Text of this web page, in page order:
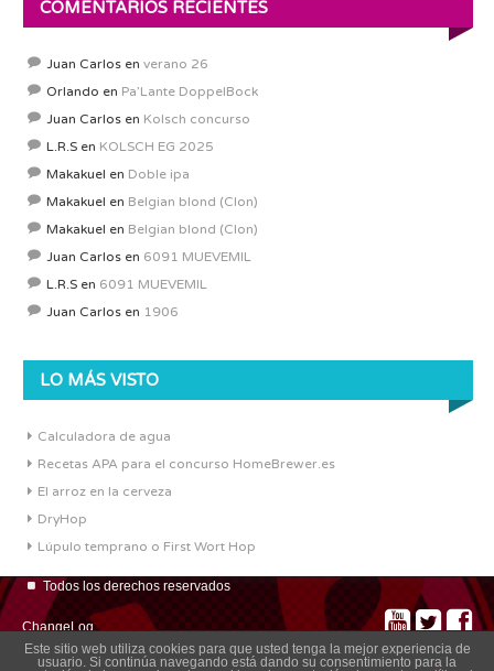
COMENTARIOS RECIENTES
Juan Carlos en verano 26
Orlando en Pa’Lante DoppelBock
Juan Carlos en Kolsch concurso
L.R.S en KOLSCH EG 2025
Makakuel en Doble ipa
Makakuel en Belgian blond (Clon)
Makakuel en Belgian blond (Clon)
Juan Carlos en 6091 MUEVEMIL
L.R.S en 6091 MUEVEMIL
Juan Carlos en 1906
LO MÁS VISTO
Calculadora de agua
Recetas APA para el concurso HomeBrewer.es
El arroz en la cerveza
DryHop
Lúpulo temprano o First Wort Hop
Todos los derechos reservados
ChangeLog
Este sitio web utiliza cookies para que usted tenga la mejor experiencia de
usuario. Si continúa navegando está dando su consentimiento para la